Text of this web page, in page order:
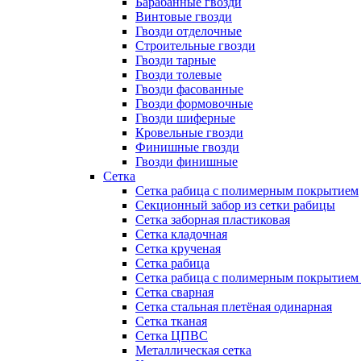
Винтовые гвозди
Гвозди отделочные
Строительные гвозди
Гвозди тарные
Гвозди толевые
Гвозди фасованные
Гвозди формовочные
Гвозди шиферные
Кровельные гвозди
Финишные гвозди
Гвозди финишные
Сетка
Сетка рабица с полимерным покрытием
Секционный забор из сетки рабицы
Сетка заборная пластиковая
Сетка кладочная
Сетка крученая
Сетка рабица
Сетка рабица с полимерным покрытием
Сетка сварная
Сетка стальная плетёная одинарная
Сетка тканая
Сетка ЦПВС
Металлическая сетка